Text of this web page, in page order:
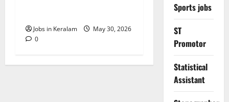
Jobs in Keralam
May 30, 2026
0
Sports jobs
ST
Promotor
Statistical
Assistant